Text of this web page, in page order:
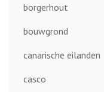
borgerhout
bouwgrond
canarische eilanden
casco